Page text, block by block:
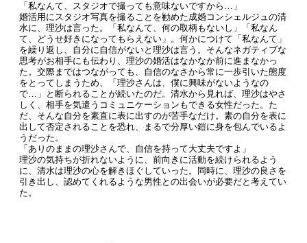
「私なんて、スタジオで撮っても意味ないですから…」
婚活用にスタジオ写真を撮ることを勧めた成婚コンシェルジュの清
水に、理沙は言った。「私なんて、何の取柄もないし」「私なん
て、どうせ好きになってもらえない」。何かにつけて「私なんて」
を繰り返し、自分に自信がないと理沙は言う。そんなネガティブな
思考がお相手にも伝わり、理沙の婚活はなかなか前に進まなかっ
た。交際まではつながっても、自信のなさから常に一歩引いた態度
をとってしまうため、「理沙さんは、僕に興味がないようなの
で…」と断られることが続いたのだ。清水から見れば、理沙はやさ
しく、相手を気遣うコミュニケーションもできる女性だった。た
だ、そんな自分を素直に表に出すのが苦手なだけ。素の自分を表に
出して否定されることを恐れ、まるで分厚い鎧に身を包んでいるよ
うだった。
「ありのままの理沙さんで、自信を持って大丈夫ですよ」
理沙の気持ちが折れないように、前向きに活動を続けられるよう
に、清水は理沙の心を解きほぐしていった。同時に、理沙の良さを
引き出し、認めてくれるような男性との出会いが必要だと考えてい
た。